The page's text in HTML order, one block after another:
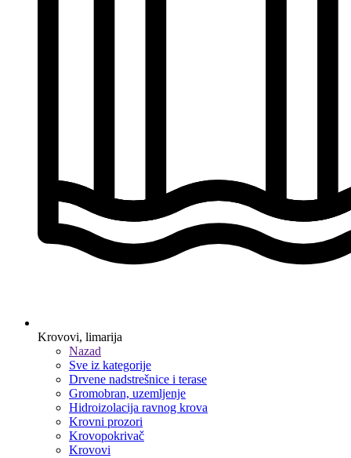
Krovovi, limarija
Nazad
Sve iz kategorije
Drvene nadstrešnice i terase
Gromobran, uzemljenje
Hidroizolacija ravnog krova
Krovni prozori
Krovopokrivač
Krovovi